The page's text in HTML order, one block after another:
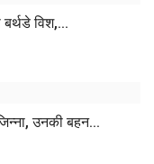
विश,...
उनकी बहन...